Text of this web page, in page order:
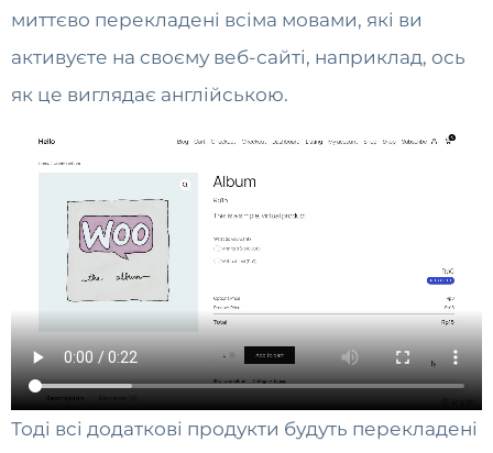
миттєво перекладені всіма мовами, які ви
активуєте на своєму веб-сайті, наприклад, ось
як це виглядає англійською.
Тоді всі додаткові продукти будуть перекладені